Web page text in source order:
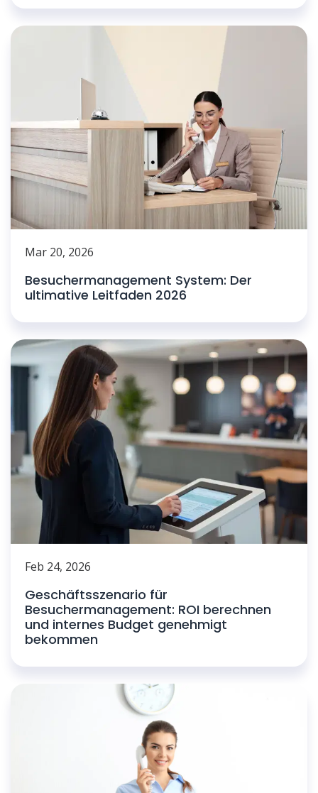
Mar 20, 2026
Besuchermanagement System: Der
ultimative Leitfaden 2026
Feb 24, 2026
Geschäftsszenario für
Besuchermanagement: ROI berechnen
und internes Budget genehmigt
bekommen